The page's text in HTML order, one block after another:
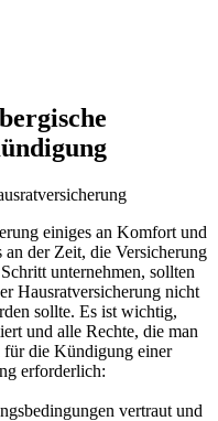
einiges an Komfort und
an der Zeit, die Versicherung
unternehmen, sollten
Hausratversicherung nicht
sollte. Es ist wichtig,
und alle Rechte, die man
für die Kündigung einer
erforderlich:
vertraut und